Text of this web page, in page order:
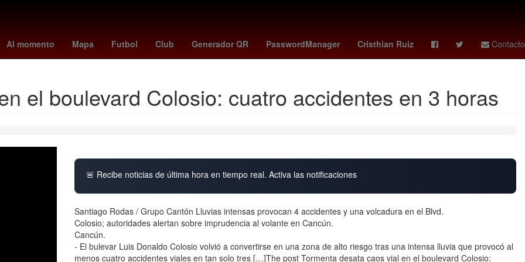
Al momento Mapa Futbol Club Generador QR PasswordManager Cristhian Ruiz Contacto
Gerard Piqué wolves vs port vale Desalojo Senado de México marvel rivals Oficina de la Presidencia de la República Liga 1
el boulevard Colosio: cuatro accidentes en 3 horas
🚨 Recibe noticias de última hora en tiempo real. Activa las notificaciones
Santiago Rodas / Grupo Cantón Lluvias intensas provocan 4 accidentes y una volcadura en el Blvd.
Colosio; autoridades alertan sobre imprudencia al volante en Cancún.
Cancún.
- El bulevar Luis Donaldo Colosio volvió a convertirse en una zona de alto riesgo tras una intensa lluvia que provocó al
menos cuatro accidentes viales en tan solo tres […]The post Tormenta desata caos vial en el boulevard Colosio: